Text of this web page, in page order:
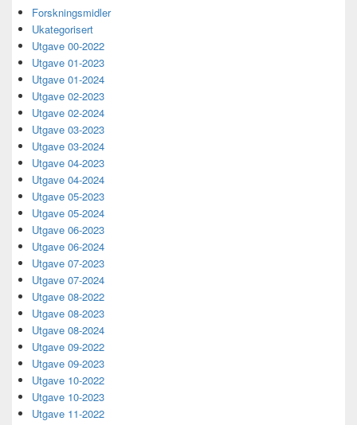
Sidebar
Widget
Area
Forskningsmidler
Ukategorisert
Utgave 00-2022
Utgave 01-2023
Utgave 01-2024
Utgave 02-2023
Utgave 02-2024
Utgave 03-2023
Utgave 03-2024
Utgave 04-2023
Utgave 04-2024
Utgave 05-2023
Utgave 05-2024
Utgave 06-2023
Utgave 06-2024
Utgave 07-2023
Utgave 07-2024
Utgave 08-2022
Utgave 08-2023
Utgave 08-2024
Utgave 09-2022
Utgave 09-2023
Utgave 10-2022
Utgave 10-2023
Utgave 11-2022